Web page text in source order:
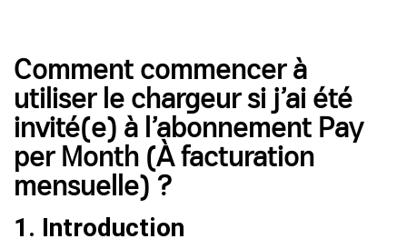
Comment commencer à
utiliser le chargeur si j’ai été
invité(e) à l’abonnement Pay
per Month (À facturation
mensuelle) ?
1. Introduction